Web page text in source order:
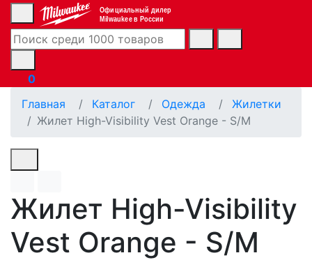
Официальный дилер
Milwaukee в России
0
Главная
Каталог Одежда
Жилетки
Жилет High-Visibility Vest Orange - S/M
Жилет High-Visibility
Vest Orange - S/M